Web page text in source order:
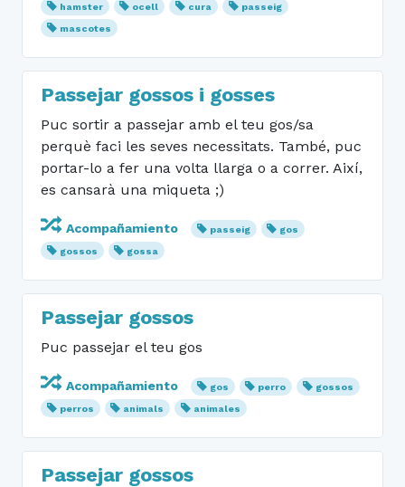
hamster
ocell cura
passeig
mascotes
Passejar gossos i gosses
Puc sortir a passejar amb el teu gos/sa
perquè faci les seves necessitats. També, puc
portar-lo a fer una volta llarga o a correr. Així,
es cansarà una miqueta ;)
Acompañamiento passeig
gos
gossos
gossa
Passejar gossos
Puc passejar el teu gos
Acompañamiento gos perro
gossos
perros
animals animales
Passejar gossos